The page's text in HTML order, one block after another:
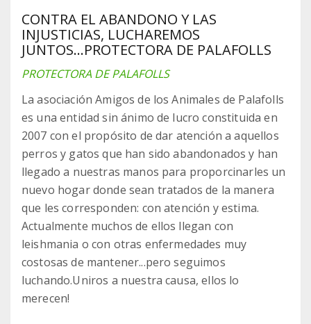
CONTRA EL ABANDONO Y LAS
INJUSTICIAS, LUCHAREMOS
JUNTOS...PROTECTORA DE PALAFOLLS
PROTECTORA DE PALAFOLLS
La asociación Amigos de los Animales de Palafolls
es una entidad sin ánimo de lucro constituida en
2007 con el propósito de dar atención a aquellos
perros y gatos que han sido abandonados y han
llegado a nuestras manos para proporcinarles un
nuevo hogar donde sean tratados de la manera
que les corresponden: con atención y estima.
Actualmente muchos de ellos llegan con
leishmania o con otras enfermedades muy
costosas de mantener...pero seguimos
luchando.Uniros a nuestra causa, ellos lo